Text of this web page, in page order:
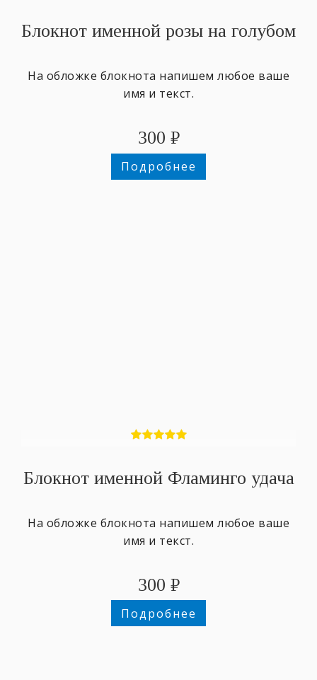
Блокнот именной розы на голубом
На обложке блокнота напишем любое ваше
имя и текст.
300 ₽
Подробнее
Блокнот именной Фламинго удача
На обложке блокнота напишем любое ваше
имя и текст.
300 ₽
Подробнее